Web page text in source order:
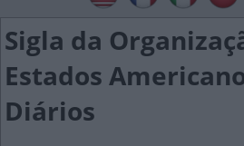
Sigla da
Estados
Diários